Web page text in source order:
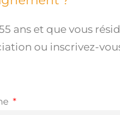
ans et que vous
ou inscrivez-